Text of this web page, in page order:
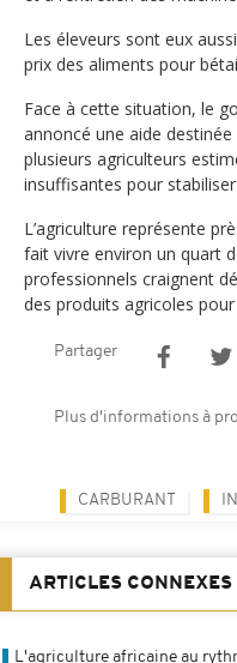
Les éleveurs sont eux
prix des aliments pour
Face à cette situation, le
annoncé une aide
plusieurs agriculteurs
insuffisantes pour
L’agriculture représente
fait vivre environ un quart
professionnels craignent
des produits agricoles
Partager
Plus d'informations à
CARBURANT
ARTICLES CONNEXES
L'agriculture africaine au